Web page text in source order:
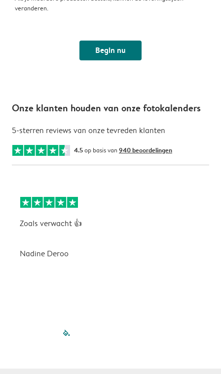
veranderen.
Begin nu
Onze klanten houden van onze fotokalenders
5-sterren reviews van onze tevreden klanten
4.5op basis van 940 beoordelingen
Zoals verwacht 👍
Nadine Deroo
filled-pagination